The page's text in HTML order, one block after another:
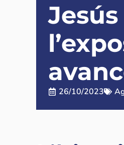
26/10/2023